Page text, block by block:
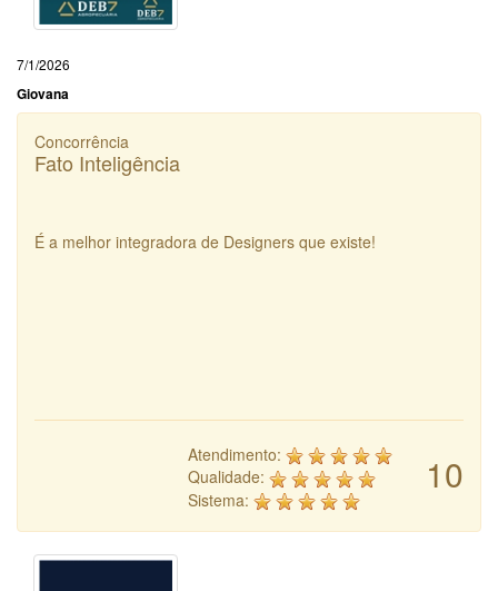
7/1/2026
Giovana
Concorrência
Fato Inteligência
É a melhor integradora de Designers que existe!
10
Atendimento:
Qualidade:
Sistema: